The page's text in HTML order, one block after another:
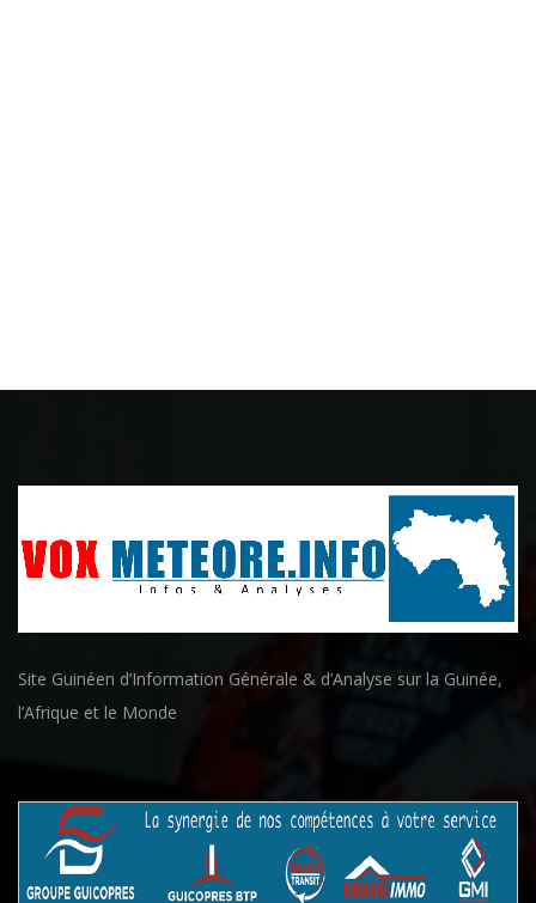
Site Guinéen d’Information Générale & d’Analyse sur la Guinée,
l’Afrique et le Monde